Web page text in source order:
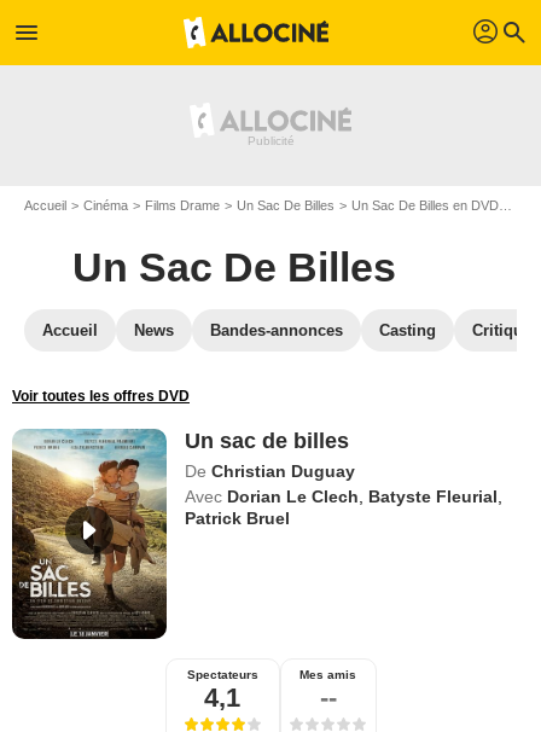
menu profil search
Accueil Cinéma Films Drame Un Sac De Billes Un Sac De Billes en DVD
Un Sac De Billes
Accueil News Bandes-annonces Casting
Voir toutes les offres DVD
Un sac de billes
De Christian Duguay
Avec Dorian Le Clech Batyste Fleurial
Patrick Bruel
Spectateurs
4,1
Mes amis
--